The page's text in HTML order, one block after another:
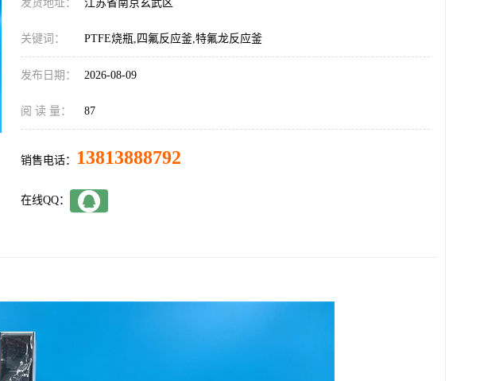
发货地址： 江苏省南京玄武区
关键词： PTFE烧瓶,四氟反应釜,特氟龙反应釜
发布日期： 2026-08-09
阅 读 量： 87
销售电话： 13813888792
在线QQ：